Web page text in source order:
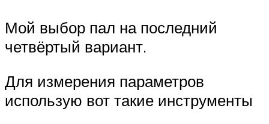
Мой выбор пал на последний
четвёртый вариант.
Для измерения параметров
использую вот такие инструменты